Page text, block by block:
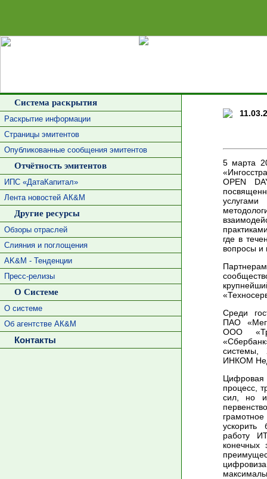
Система раскрытия
Раскрытие информации
Страницы эмитентов
Опубликованные сообщения эмитентов
Отчётность эмитентов
ИПС «ДатаКапитал»
Лента новостей АК&М
Другие ресурсы
Обзоры отраслей
Слияния и поглощения
AK&M - Тенденции
Пресс-релизы
О Системе
О системе
Об агентстве АК&М
Контакты
5 марта
OPEN
где в
вопросы и
Среди
ПАО
ООО
системы,
ИНКОМ
Цифровая
процесс,
сил, но и
ускорить
работу
конечных